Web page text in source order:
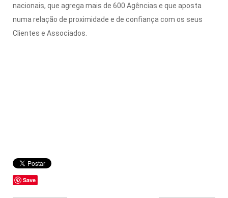
nacionais, que agrega mais de 600 Agências e que aposta
numa relação de proximidade e de confiança com os seus
Clientes e Associados.
Save